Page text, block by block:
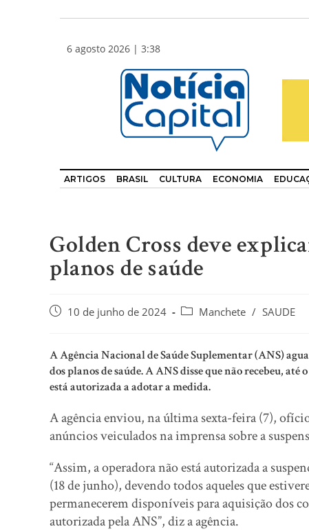
6 agosto 2026 | 3:38
ARTIGOS BRASIL CULTURA ECONOMIA
Golden Cross deve
planos de saúde
10 de junho de 2024 Manchete / SAUDE
A Agência Nacional de Saúde Suplementar (ANS)
dos planos de saúde. A ANS disse que não recebeu,
está autorizada a adotar a medida.
A agência enviou, na última sexta-feira (7),
anúncios veiculados na imprensa sobre a
“Assim, a operadora não está autorizada a
(18 de junho), devendo todos aqueles que
permanecerem disponíveis para aquisição dos
autorizada pela ANS”, diz a agência.